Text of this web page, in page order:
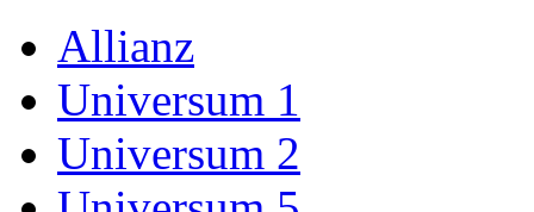
Allianz
Universum 1
Universum 2